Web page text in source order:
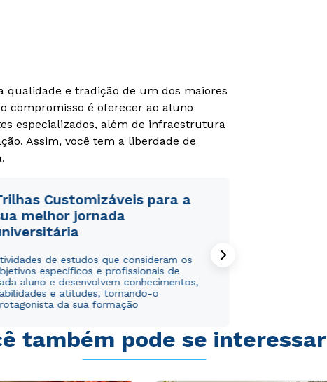
qualidade e tradição de um dos maiores
compromisso é oferecer ao aluno
especializados, além de infraestrutura
Assim, você tem a liberdade de
Customizáveis para a
melhor jornada
de estudos que consideram os
específicos e profissionais de
aluno e desenvolvem conhecimentos,
e atitudes, tornando-o
da sua formação
também pode se interessar
WhatsApp
ou
WhatsApp
ou